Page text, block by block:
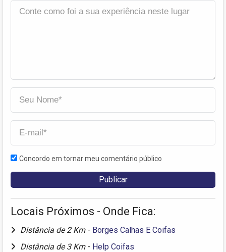
Concordo em tornar meu comentário público
Locais Próximos - Onde Fica:
Distância de 2 Km - Borges Calhas E Coifas
Distância de 3 Km - Help Coifas